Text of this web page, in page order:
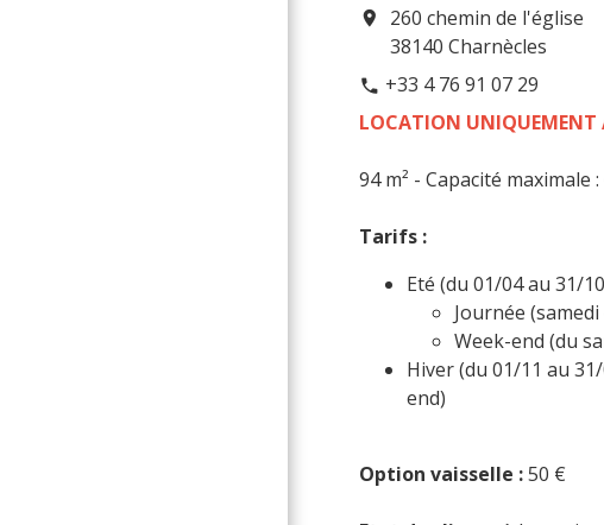
location_on
260 chemin de l'église
38140 Charnècles
phone +33 4 76 91 07 29
LOCATION UNIQUEMENT
94 m² - Capacité
Tarifs :
Eté (du 01/04 au 31/
Journée
Week-end (du
Hiver (du 01/11 au
end)
Option vaisselle :50 €